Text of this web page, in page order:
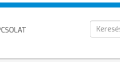
űrlap